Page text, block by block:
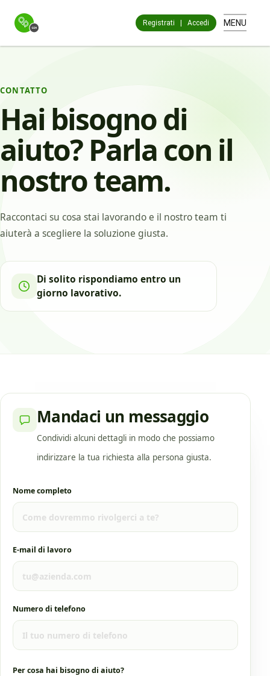
Registrati Accedi MENU
CONTATTO
Hai bisogno di
aiuto? Parla con il
nostro team.
Raccontaci su cosa stai lavorando e il nostro team ti
aiuterà a scegliere la soluzione giusta.
Di solito rispondiamo entro un
giorno lavorativo.
Mandaci un messaggio
Condividi alcuni dettagli in modo che possiamo
indirizzare la tua richiesta alla persona giusta.
Nome completo
E-mail di lavoro
Numero di telefono
Per cosa hai bisogno di aiuto?